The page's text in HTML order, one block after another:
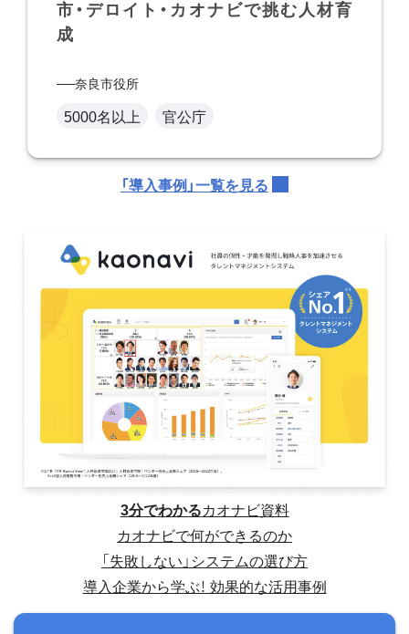
市・デロイト・カオナビで挑む人材育
成
奈良市役所
5000名以上 官公庁
「導入事例」一覧を見る
3分でわかるカオナビ資料
カオナビで何ができるのか
「失敗しない」システムの選び方
導入企業から学ぶ！ 効果的な活用事例